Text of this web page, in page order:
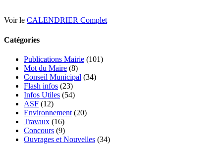
Voir le CALENDRIER Complet
Catégories
Publications Mairie (101)
Mot du Maire (8)
Conseil Municipal (34)
Flash infos (23)
Infos Utiles (54)
ASF (12)
Environnement (20)
Travaux (16)
Concours (9)
Ouvrages et Nouvelles (34)